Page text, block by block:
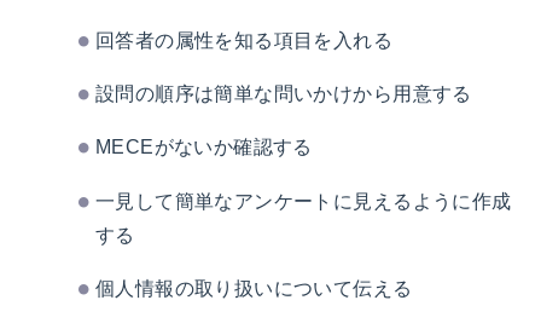
回答者の属性を知る項目を入れる
設問の順序は簡単な問いかけから用意する
MECEがないか確認する
一見して簡単なアンケートに見えるように作成
する
個人情報の取り扱いについて伝える